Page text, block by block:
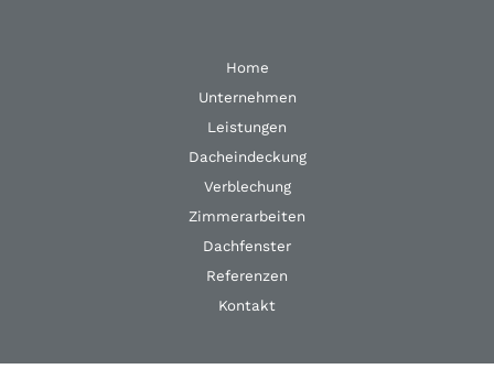
Home
Unternehmen
Leistungen
Dacheindeckung
Verblechung
Zimmerarbeiten
Dachfenster
Referenzen
Kontakt